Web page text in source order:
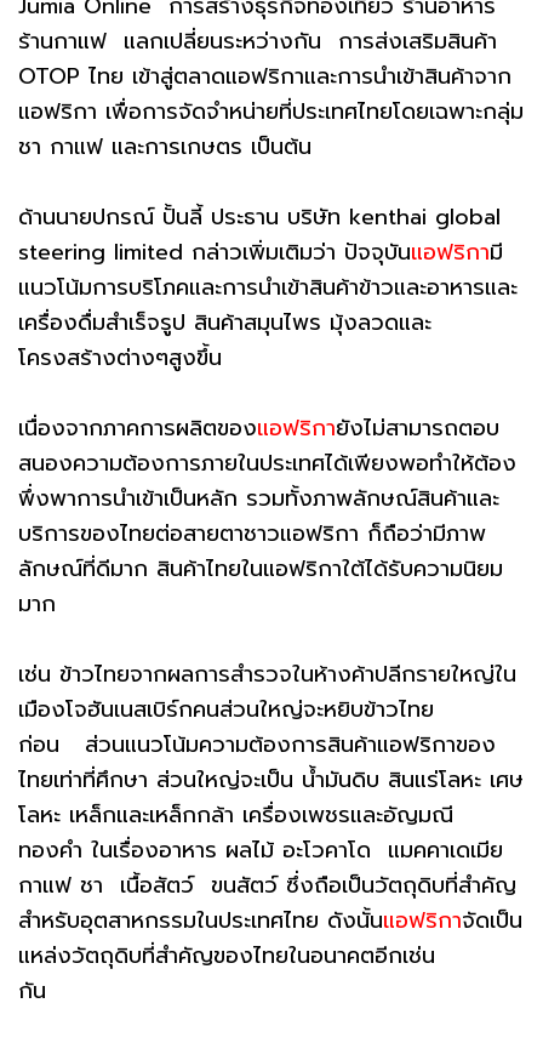
ร้านกาแฟ แลกเปลี่ยนระหว่างกัน การส่งเสริมสินค้า
OTOP ไทย เข้าสู่ตลาดแอฟริกาและการนำเข้าสินค้าจาก
แอฟริกา เพื่อการจัดจำหน่ายที่ประเทศไทยโดยเฉพาะกลุ่ม
ชา กาแฟ และการเกษตร เป็นต้น
ด้านนายปกรณ์ ปั้นลี้ ประธาน บริษัท kenthai global
steering limited​ กล่าวเพิ่มเติมว่า ปัจจุบันแอฟริกามี
แนวโน้มการบริโภคและการนำเข้าสินค้าข้าวและอาหารและ
เครื่องดื่มสำเร็จรูป สินค้าสมุนไพร มุ้งลวดและ
โครงสร้างต่างๆสูงขึ้น
เนื่องจากภาคการผลิตของแอฟริกายังไม่สามารถตอบ
สนองความต้องการภายในประเทศได้เพียงพอทำให้ต้อง
พึ่งพาการนำเข้าเป็นหลัก รวมทั้งภาพลักษณ์สินค้าและ
บริการของไทยต่อสายตาชาวแอฟริกา ก็ถือว่ามีภาพ
ลักษณ์ที่ดีมาก สินค้าไทยในแอฟริกาใต้ได้รับความนิยม
มาก
เช่น ข้าวไทยจากผลการสำรวจในห้างค้าปลีกรายใหญ่ใน
เมืองโจฮันเนสเบิร์กคนส่วนใหญ่จะหยิบข้าวไทย
ก่อน ส่วนแนวโน้มความต้องการสินค้าแอฟริกาของ
ไทยเท่าที่ศึกษา ส่วนใหญ่จะเป็น น้ำมันดิบ สินแร่โลหะ เศษ
โลหะ เหล็กและเหล็กกล้า เครื่องเพชรและอัญมณี
ทองคำ ในเรื่องอาหาร ผลไม้ อะโวคาโด แมคคาเดเมีย
กาแฟ ชา เนื้อสัตว์ ขนสัตว์ ซึ่งถือเป็นวัตถุดิบที่สำคัญ
สำหรับอุตสาหกรรมในประเทศไทย ดังนั้นแอฟริกาจัดเป็น
แหล่งวัตถุดิบที่สำคัญของไทยในอนาคตอีกเช่น
กัน